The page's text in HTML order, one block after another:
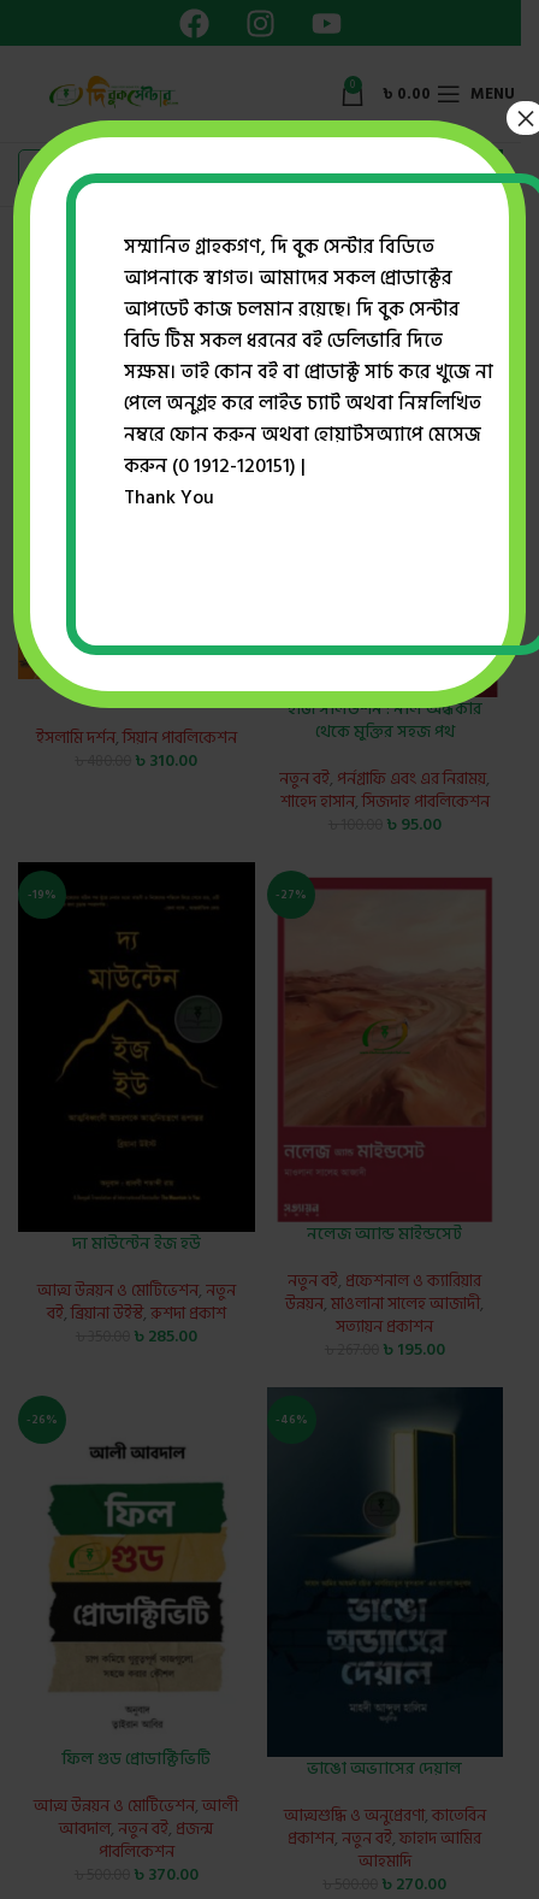
0 ৳ 0.00 MENU
Showing all 9 results
Show sidebar
Self–Confidence
ইসলামি দর্শন,সিয়ান পাবলিকেশন
৳310.00
-5%
ইজি সলিউশন : নীল অন্ধকার
থেকে মুক্তির সহজ পথ
নতুন বই, পর্নগ্রাফি এবং এর নিরাময়,
শাহেদ হাসান,সিজদাহ পাবলিকেশন
৳95.00
-19%
দ্য মাউন্টেন ইজ হউ
আত্ম উন্নয়ন ও মোটিভেশন,নতুন
বই,ব্রিয়ানা উইস্ট,রুশদা প্রকাশ
৳285.00
-27%
নলেজ অ্যান্ড মাইন্ডসেট
নতুন বই, প্রফেশনাল ও ক্যারিয়ার
উন্নয়ন,মাওলানা সালেহ আজাদী,
সত্যায়ন প্রকাশন
৳195.00
-26%
ফিল গুড প্রোডাক্টিভিটি
আত্ম উন্নয়ন ও মোটিভেশন,আলী
আবদাল,নতুন বই, প্রজন্ম
পাবলিকেশন
৳370.00
-46%
ভাঙো অভ্যাসের দেয়াল
আত্মশুদ্ধি ও অনুপ্রেরণা,কাতেবিন
প্রকাশন,নতুন বই,ফাহাদ আমির
আহমাদি
৳270.00
সম্মানিত গ্রাহকগণ, দি বুক সেন্টার বিডিতে
আপনাকে স্বাগত। আমাদের সকল প্রোডাক্টের
আপডেট কাজ চলমান রয়েছে। দি বুক সেন্টার
বিডি টিম সকল ধরনের বই ডেলিভারি দিতে
সক্ষম। তাই কোন বই বা প্রোডাক্ট সার্চ করে খুজে না
পেলে অনুগ্রহ করে লাইভ চ্যাট অথবা নিম্নলিখিত
নম্বরে ফোন করুন অথবা হোয়াটসঅ্যাপে মেসেজ
করুন (0 1912-120151) |
Thank You
×